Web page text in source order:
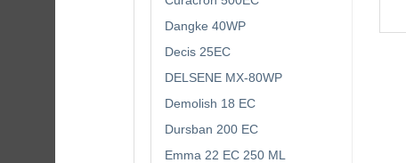
Dangke 40WP
Decis 25EC
DELSENE MX-80WP
Demolish 18 EC
Dursban 200 EC
Emma 22 EC 250 ML